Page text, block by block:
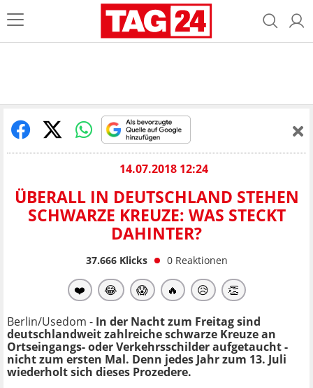
14.07.2018 12:24
ÜBERALL IN DEUTSCHLAND STEHEN
SCHWARZE KREUZE: WAS STECKT
DAHINTER?
37.666Klicks 0 Reaktionen
❤️ 😂 😱 🔥 😥 👏
Berlin/Usedom - In der Nacht zum Freitag sind
deutschlandweit zahlreiche schwarze Kreuze an
Ortseingangs- oder Verkehrsschilder aufgetaucht -
nicht zum ersten Mal. Denn jedes Jahr zum 13. Juli
wiederholt sich dieses Prozedere.